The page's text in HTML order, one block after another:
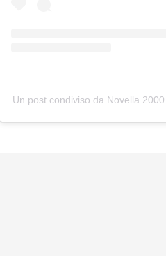
Un post condiviso da Novella